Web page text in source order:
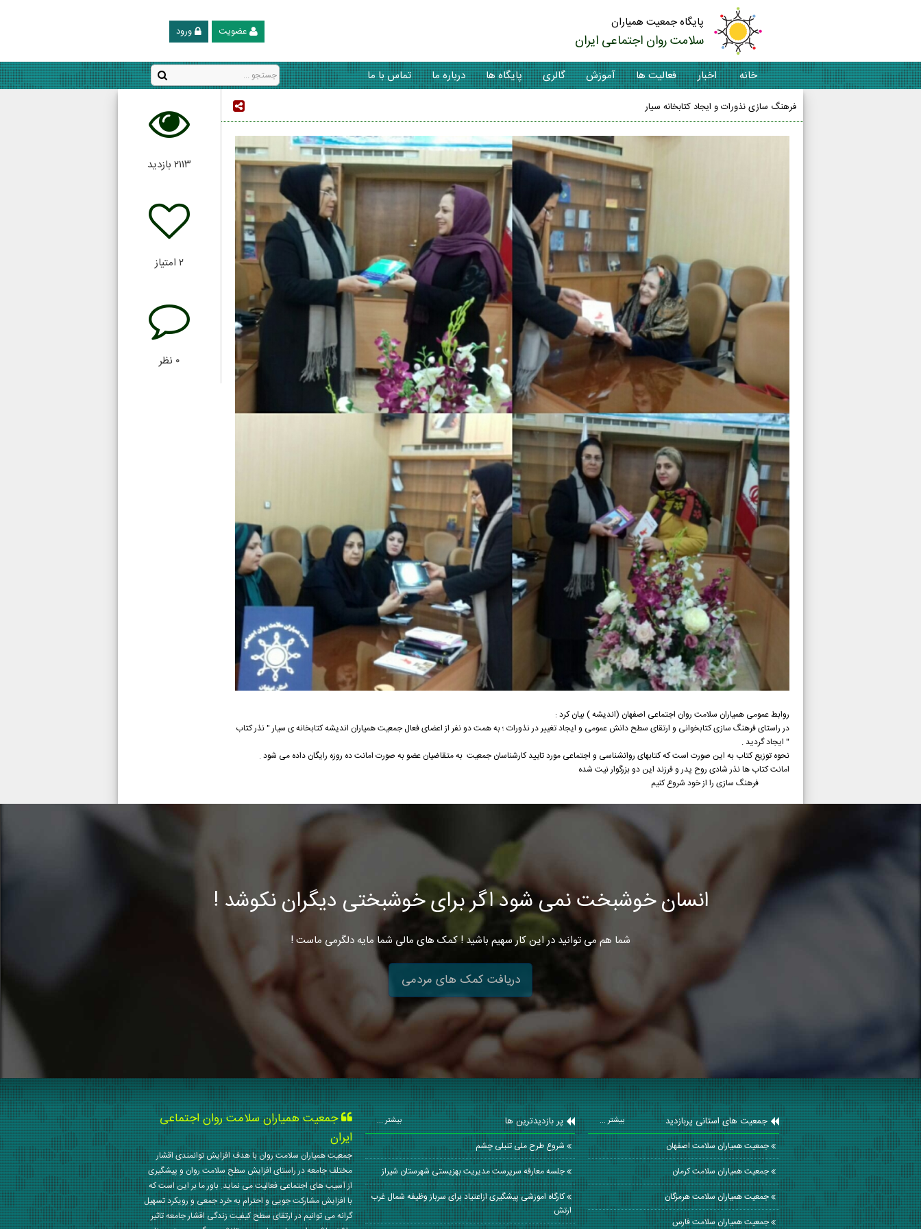
پایگاه جمعیت همیاران
سلامت روان اجتماعی ایران ورود عضویت
خانه اخبار فعالیت ها آموزش گالری پایگاه ها درباره ما تماس با ما
فرهنگ سازی نذورات و ایجاد کتابخانه سیار
روابط عمومی همیاران سلامت روان اجتماعی اصفهان (اندیشه ) بیان کرد :
در راستای فرهنگ سازی کتابخوانی و ارتقای سطح دانش عمومی و ایجاد تغییر در نذورات ؛ به همت دو نفر از اعضای فعال جمعیت همیاران اندیشه کتابخانه ی سیار " نذر کتاب
" ایجاد گردید .
نحوه توزیع کتاب به این صورت است که کتابهای روانشناسی و اجتماعی مورد تایید کارشناسان جمعیت به متقاضیان عضو به صورت امانت ده روزه رایگان داده می شود .
امانت کتاب ها نذر شادی روح پدر و فرزند این دو بزرگوار نیت شده
فرهنگ سازی را از خود شروع کنیم
۲۱۱۳ بازدید
۲ امتیاز
۰ نظر
انسان خوشبخت نمی شود اگر برای خوشبختی دیگران نکوشد !
شما هم می توانید در این کار سهیم باشید ! کمک های مالی شما مایه دلگرمی ماست !
دریافت کمک های مردمی
جمعیت های استانی پربازدید بیشتر ...
جمعیت همیاران سلامت اصفهان
جمعیت همیاران سلامت كرمان
جمعیت همیاران سلامت هرمزگان
جمعیت همیاران سلامت فارس
پر بازدیدترین ها بیشتر ...
شروع طرح ملی تنبلی چشم
جلسه معارفه سرپرست مدیریت بهزیستی شهرستان شیراز
کارگاه اموزشی پیشگیری ازاعتیاد برای سرباز وظیفه شمال غرب
ارتش
جمعیت همیاران سلامت روان اجتماعی
ایران
جمعیت همیاران سلامت روان با هدف افزایش توانمندی اقشار
مختلف جامعه در راستای افزایش سطح سلامت روان و پیشگیری
از آسیب های اجتماعی فعالیت می نماید. باور ما بر این است که
با افزایش مشارکت جویی و احترام به خرد جمعی و رویکرد تسهیل
گرانه می توانیم در ارتقای سطح کیفیت زندگی اقشار جامعه تاثیر